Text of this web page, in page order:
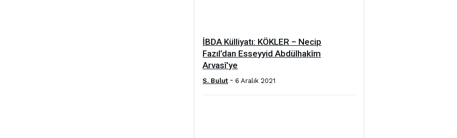
İBDA Külliyatı: KÖKLER – Necip
Fazıl’dan Esseyyid Abdülhakîm
Arvasî’ye
S. Bulut - 6 Aralık 2021